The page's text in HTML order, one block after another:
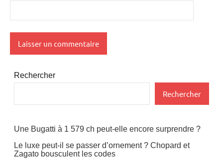
Rechercher
Rechercher
Une Bugatti à 1 579 ch peut-elle encore surprendre ?
Le luxe peut-il se passer d’ornement ? Chopard et
Zagato bousculent les codes